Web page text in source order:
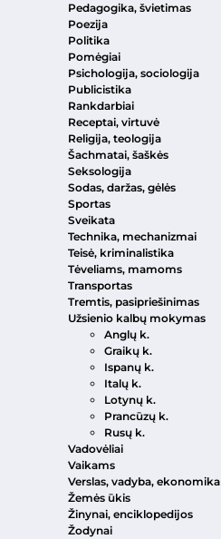
Pedagogika, švietimas
Poezija
Politika
Pomėgiai
Psichologija, sociologija
Publicistika
Rankdarbiai
Receptai, virtuvė
Religija, teologija
Šachmatai, šaškės
Seksologija
Sodas, daržas, gėlės
Sportas
Sveikata
Technika, mechanizmai
Teisė, kriminalistika
Tėveliams, mamoms
Transportas
Tremtis, pasipriešinimas
Užsienio kalbų mokymas
Anglų k.
Graikų k.
Ispanų k.
Italų k.
Lotynų k.
Prancūzų k.
Rusų k.
Vadovėliai
Vaikams
Verslas, vadyba, ekonomika
Žemės ūkis
Žinynai, enciklopedijos
Žodynai